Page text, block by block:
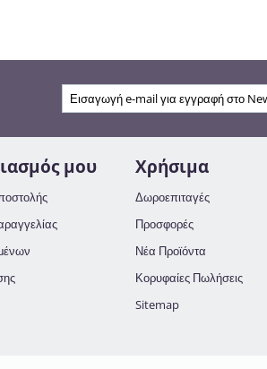
μου Χρήσιμα
Δωροεπιταγές
Προσφορές
Νέα Προϊόντα
Κορυφαίες Πωλήσεις
Sitemap